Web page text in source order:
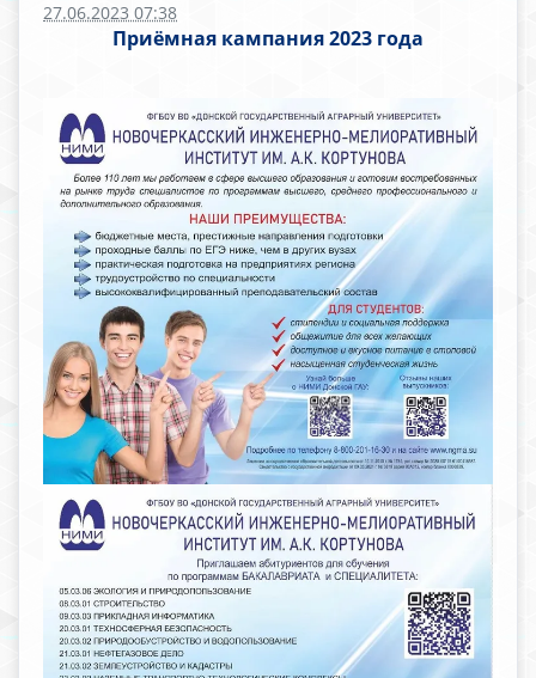
27.06.2023 07:38
Приёмная кампания 2023 года